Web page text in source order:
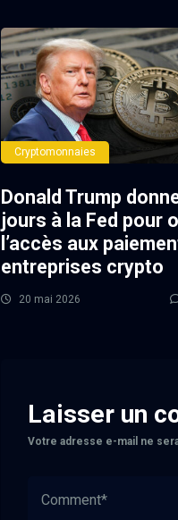
Cryptomonnaies
Donald Trump
jours à la Fed pour
l’accès aux
entreprises crypto
20 mai 2026
Laisser un
Votre adresse e-mail ne